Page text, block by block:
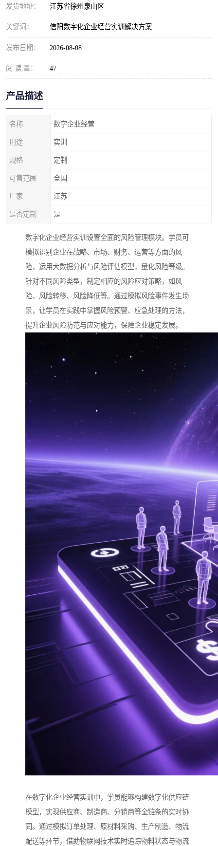
发货地址： 江苏省徐州泉山区
关键词： 信阳数字化企业经营实训解决方案
发布日期： 2026-08-08
阅 读 量： 47
产品描述
名称 数字企业经营
用途 实训
规格 定制
可售范围 全国
厂家 江苏
是否定制 是
数字化企业经营实训设置全面的风险管理模块。学员可
模拟识别企业在战略、市场、财务、运营等方面的风
险，运用大数据分析与风险评估模型，量化风险等级。
针对不同风险类型，制定相应的风险应对策略，如风
险、风险转移、风险降低等。通过模拟风险事件发生场
景，让学员在实践中掌握风险预警、应急处理的方法，
提升企业风险防范与应对能力，保障企业稳定发展。​
在数字化企业经营实训中，学员能够构建数字化供应链
模型，实现供应商、制造商、分销商等全链条的实时协
同。通过模拟订单处理、原材料采购、生产制造、物流
配送等环节，借助物联网技术实时追踪物料状态与物流